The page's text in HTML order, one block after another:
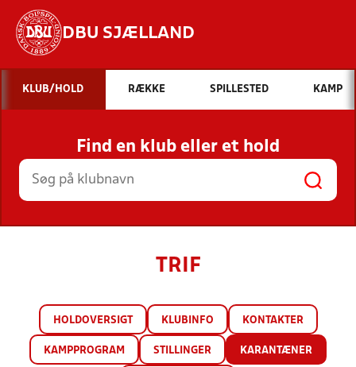
DBU SJÆLLAND
Hvad vil du søge efter?
INDHOLD OG NYHEDER
STILLINGER, RESULTATER, KLUBBER OG
HOLD
KLUB/HOLD RÆKKE SPILLESTED KAMP
Find en klub eller et hold
TRIF
HOLDOVERSIGT KLUBINFO KONTAKTER
KAMPPROGRAM STILLINGER KARANTÆNER